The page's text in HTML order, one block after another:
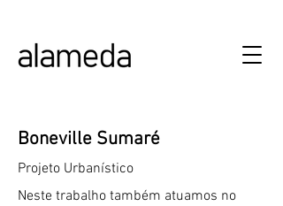
Boneville Sumaré
Projeto Urbanístico
Neste trabalho também atuamos no